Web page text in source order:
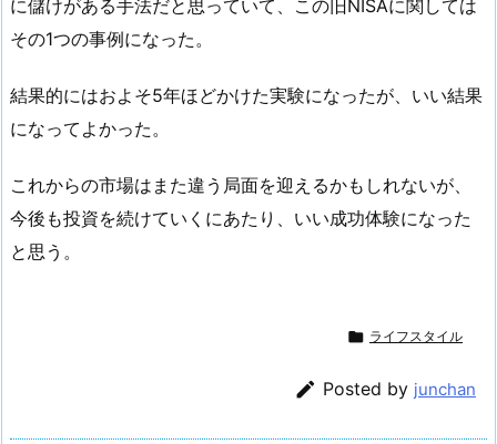
に儲けがある手法だと思っていて、この旧NISAに関しては
その1つの事例になった。
結果的にはおよそ5年ほどかけた実験になったが、いい結果
になってよかった。
これからの市場はまた違う局面を迎えるかもしれないが、
今後も投資を続けていくにあたり、いい成功体験になった
と思う。
 ライフスタイル
 Posted by junchan